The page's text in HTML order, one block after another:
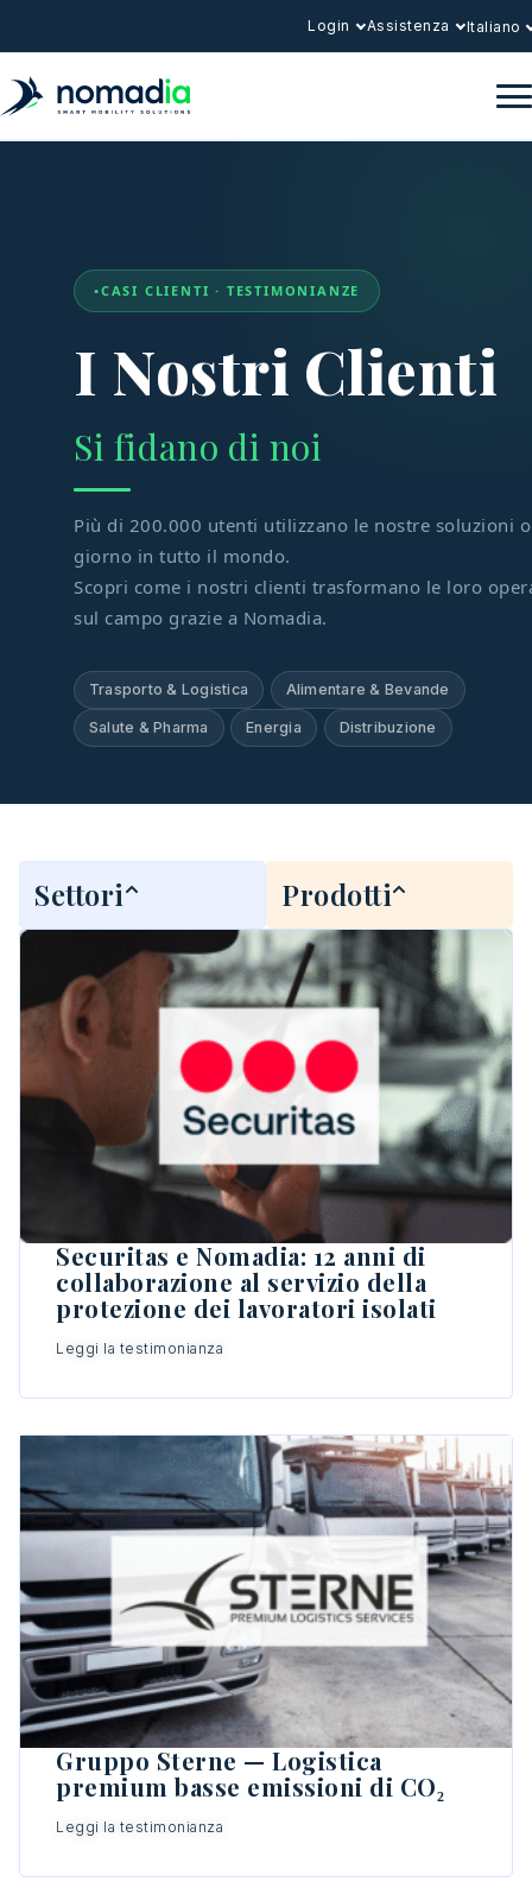
Login Assistenza Italiano
CASI CLIENTI · TESTIMONIANZE
I Nostri Clienti
Si fidano di noi
Più di 200.000 utenti utilizzano le nostre soluzioni
giorno in tutto il mondo.
Scopri come i nostri clienti trasformano le loro
sul campo grazie a Nomadia.
Trasporto & Logistica Alimentare & Bevande
Salute & Pharma Energia Distribuzione
Settori Prodotti
Securitas e Nomadia: 12 anni di
collaborazione al servizio della
protezione dei lavoratori isolati
Leggi la testimonianza
Gruppo Sterne — Logistica
premium basse emissioni di CO₂
Leggi la testimonianza